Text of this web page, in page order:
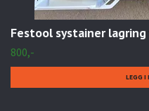
Festool systainer
800,-